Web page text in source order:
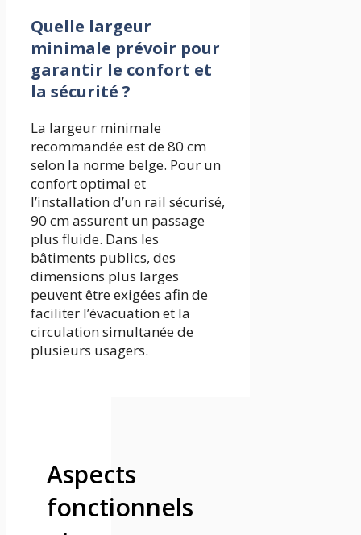
Quelle largeur
minimale prévoir pour
garantir le confort et
la sécurité ?
La largeur minimale
recommandée est de 80 cm
selon la norme belge. Pour un
confort optimal et
l’installation d’un rail sécurisé,
90 cm assurent un passage
plus fluide. Dans les
bâtiments publics, des
dimensions plus larges
peuvent être exigées afin de
faciliter l’évacuation et la
circulation simultanée de
plusieurs usagers.
Aspects
fonctionnels